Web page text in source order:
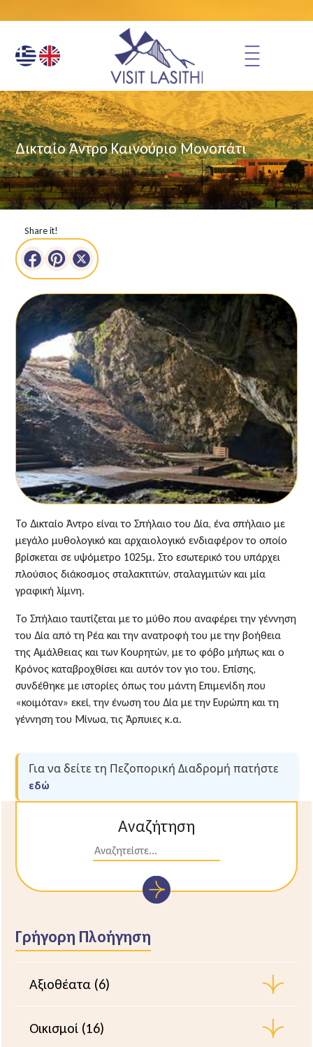
Δικταίο Άντρο Καινούριο Μονοπάτι
Share it!
Το Δικταίο Άντρο είναι το Σπήλαιο του Δία, ένα σπήλαιο με
μεγάλο μυθολογικό και αρχαιολογικό ενδιαφέρον το οποίο
βρίσκεται σε υψόμετρο 1025μ. Στο εσωτερικό του υπάρχει
πλούσιος διάκοσμος σταλακτιτών, σταλαγμιτών και μία
γραφική λίμνη.
Το Σπήλαιο ταυτίζεται με το μύθο που αναφέρει την γέννηση
του Δία από τη Ρέα και την ανατροφή του με την βοήθεια
της Αμάλθειας και των Κουρητών, με το φόβο μήπως και ο
Κρόνος καταβροχθίσει και αυτόν τον γιο του. Επίσης,
συνδέθηκε με ιστορίες όπως του μάντη Επιμενίδη που
«κοιμόταν» εκεί, την ένωση του Δία με την Ευρώπη και τη
γέννηση του Μίνωα, τις Άρπυιες κ.α.
Για να δείτε τη Πεζοπορική Διαδρομή πατήστε
εδώ
Αναζήτηση
Γρήγορη Πλοήγηση
Αξιοθέατα (6)
Οικισμοί (16)